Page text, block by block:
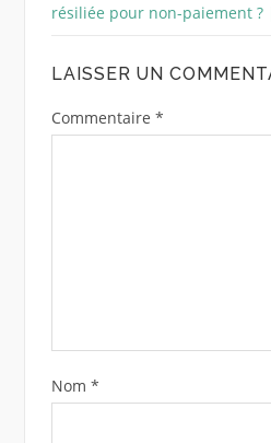
résiliée pour non-paiement
LAISSER UN
Commentaire *
Nom *